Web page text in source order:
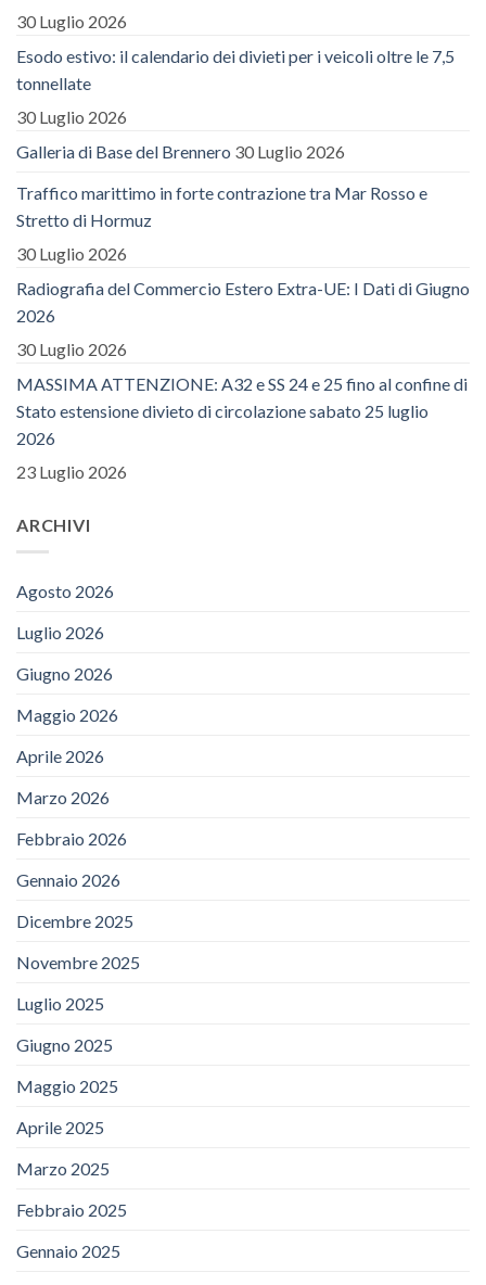
30 Luglio 2026
Esodo estivo: il calendario dei divieti per i veicoli oltre le 7,5
tonnellate
30 Luglio 2026
Galleria di Base del Brennero 30 Luglio 2026
Traffico marittimo in forte contrazione tra Mar Rosso e
Stretto di Hormuz
30 Luglio 2026
Radiografia del Commercio Estero Extra-UE: I Dati di Giugno
2026
30 Luglio 2026
MASSIMA ATTENZIONE: A32 e SS 24 e 25 fino al confine di
Stato estensione divieto di circolazione sabato 25 luglio
2026
23 Luglio 2026
ARCHIVI
Agosto 2026
Luglio 2026
Giugno 2026
Maggio 2026
Aprile 2026
Marzo 2026
Febbraio 2026
Gennaio 2026
Dicembre 2025
Novembre 2025
Luglio 2025
Giugno 2025
Maggio 2025
Aprile 2025
Marzo 2025
Febbraio 2025
Gennaio 2025